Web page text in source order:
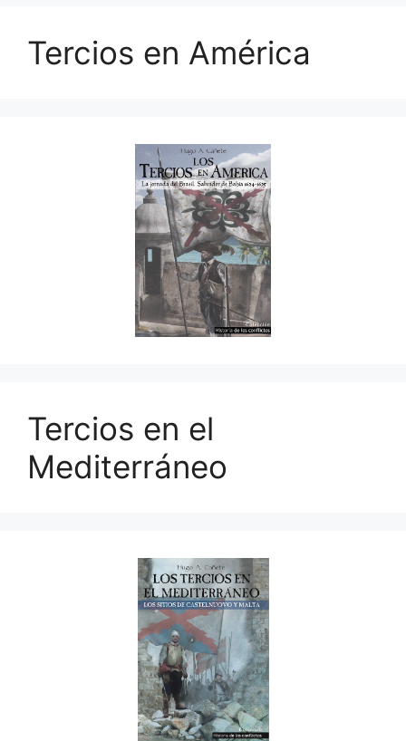
Tercios en América
Tercios en el
Mediterráneo